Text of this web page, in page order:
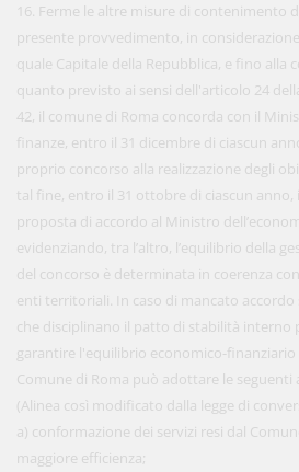
16. Ferme le altre misure di contenimento
presente provvedimento, in
quale Capitale della Repubblica, e fino alla
quanto previsto ai sensi dell'articolo 24
42, il comune di Roma concorda con il
finanze, entro il 31 dicembre di ciascun
proprio concorso alla realizzazione degli
tal fine, entro il 31 ottobre di ciascun anno,
proposta di accordo al Ministro
evidenziando, tra l’altro, l’equilibrio della
del concorso è determinata in coerenza
enti territoriali. In caso di mancato accordo
che disciplinano il patto di stabilità interno
garantire l'equilibrio economico-
Comune di Roma può adottare le seguenti
(Alinea così modificato dalla legge di
a) conformazione dei servizi resi dal
maggiore efficienza;